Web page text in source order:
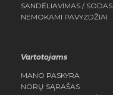
SANDĖLIAVIMAS / SODAS
NEMOKAMI PAVYZDŽIAI
Vartotojams
MANO PASKYRA
NORŲ SĄRAŠAS